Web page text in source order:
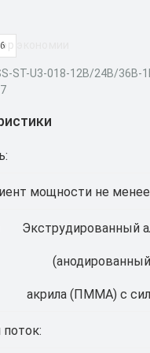
экономии
ST-U3-018-12В/24В/36В-
мощности не
Экструдированный
акрила (ПММА) с